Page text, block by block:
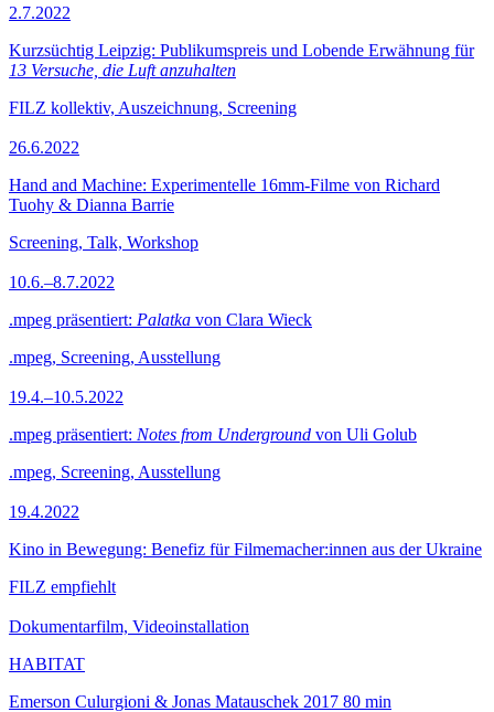
2.7.2022
Kurzsüchtig Leipzig: Publikumspreis und Lobende Erwähnung für
13 Versuche, die Luft anzuhalten
FILZ kollektiv, Auszeichnung, Screening
26.6.2022
Hand and Machine: Experimentelle 16mm-Filme von Richard
Tuohy & Dianna Barrie
Screening, Talk, Workshop
10.6.–8.7.2022
.mpeg präsentiert: Palatka von Clara Wieck
.mpeg, Screening, Ausstellung
19.4.–10.5.2022
.mpeg präsentiert: Notes from Underground von Uli Golub
.mpeg, Screening, Ausstellung
19.4.2022
Kino in Bewegung: Benefiz für Filmemacher:innen aus der Ukraine
FILZ empfiehlt
Dokumentarfilm, Videoinstallation
HABITAT
Emerson Culurgioni & Jonas Matauschek 2017 80 min